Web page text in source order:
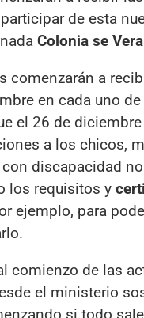
de esta
Colonia se
comenzarán a
en cada uno
el 26 de
a los chicos,
discapacidad
los requisitos y
ejemplo, para
comienzo de las
el ministerio
si todo